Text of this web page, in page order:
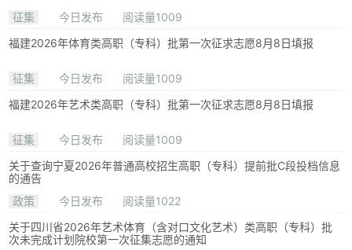
征集 今日发布
阅读量1009
福建2026年体育类高职（专科）批第一次征求志愿8月8日填报
征集 今日发布
阅读量1009
福建2026年艺术类高职（专科）批第一次征求志愿8月8日填报
征集 今日发布
阅读量1009
关于查询宁夏2026年普通高校招生高职（专科）提前批C段投档信息
的通告
政策
今日发布
阅读量1022
关于四川省2026年艺术体育（含对口文化艺术）类高职（专科）批
次未完成计划院校第一次征集志愿的通知